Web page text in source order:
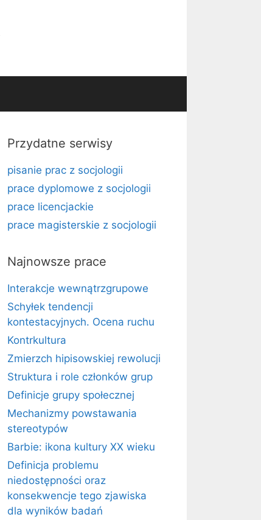
Przydatne serwisy
pisanie prac z socjologii
prace dyplomowe z socjologii
prace licencjackie
prace magisterskie z socjologii
Najnowsze prace
Interakcje wewnątrzgrupowe
Schyłek tendencji
kontestacyjnych. Ocena ruchu
Kontrkultura
Zmierzch hipisowskiej rewolucji
Struktura i role członków grup
Definicje grupy społecznej
Mechanizmy powstawania
stereotypów
Barbie: ikona kultury XX wieku
Definicja problemu
niedostępności oraz
konsekwencje tego zjawiska
dla wyników badań